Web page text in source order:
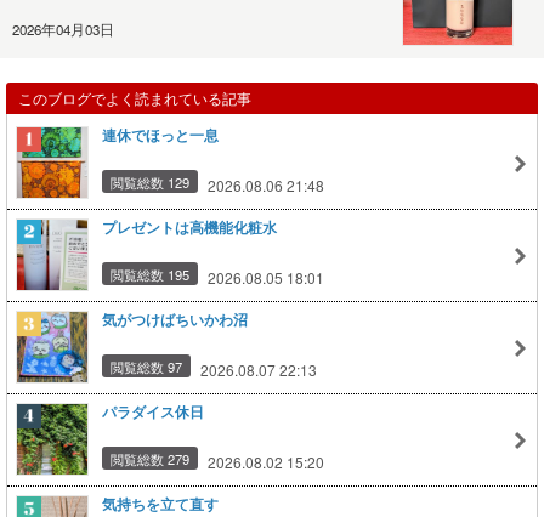
2026年04月03日
このブログでよく読まれている記事
連休でほっと一息
閲覧総数 129 2026.08.06 21:48
プレゼントは高機能化粧水
閲覧総数 195 2026.08.05 18:01
気がつけばちいかわ沼
閲覧総数 97 2026.08.07 22:13
パラダイス休日
閲覧総数 279 2026.08.02 15:20
気持ちを立て直す